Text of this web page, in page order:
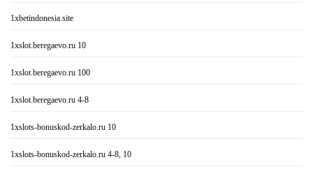
1xbetindonesia.site
1xslot.beregaevo.ru 10
1xslot.beregaevo.ru 100
1xslot.beregaevo.ru 4-8
1xslots-bonuskod-zerkalo.ru 10
1xslots-bonuskod-zerkalo.ru 4-8, 10